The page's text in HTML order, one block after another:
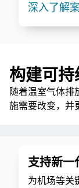
深入了解
构建可
随着温室气体排
施需要改变，并
支持新一
为机场等关